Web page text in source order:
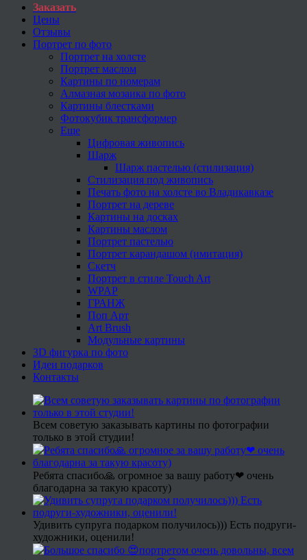
Заказать
Цены
Отзывы
Портрет по фото
Портрет на холсте
Портрет маслом
Картины по номерам
Алмазная мозаика по фото
Картины блестками
Фотокубик трансформер
Еще
Цифровая живопись
Шарж
Шарж пастелью (стилизация)
Стилизация под живопись
Печать фото на холсте во Владикавказе
Портрет на дереве
Картины на досках
Картины маслом
Портрет пастелью
Портрет карандашом (имитация)
Скетч
Портрет в стиле Touch Art
WPAP
ГРАНЖ
Поп Арт
Art Brush
Модульные картины
3D фигурка по фото
Идеи подарков
Контакты
Всем советую заказывать картины по фотографии
только в этой студии!
Ребята спасибо🙏 огромное за вашу работу❤ очень
благодарна за такую красоту)
Удивить супруга подарком получилось))) Есть подруги-
художники, оценили!